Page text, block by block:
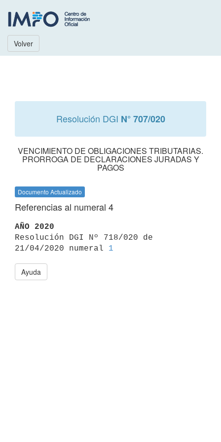
Volver
Resolución DGI N° 707/020
VENCIMIENTO DE OBLIGACIONES TRIBUTARIAS.
PRORROGA DE DECLARACIONES JURADAS Y
PAGOS
Documento Actualizado
Referencias al numeral 4
AÑO 2020
Resolución DGI Nº 718/020 de
21/04/2020 numeral 1
Ayuda